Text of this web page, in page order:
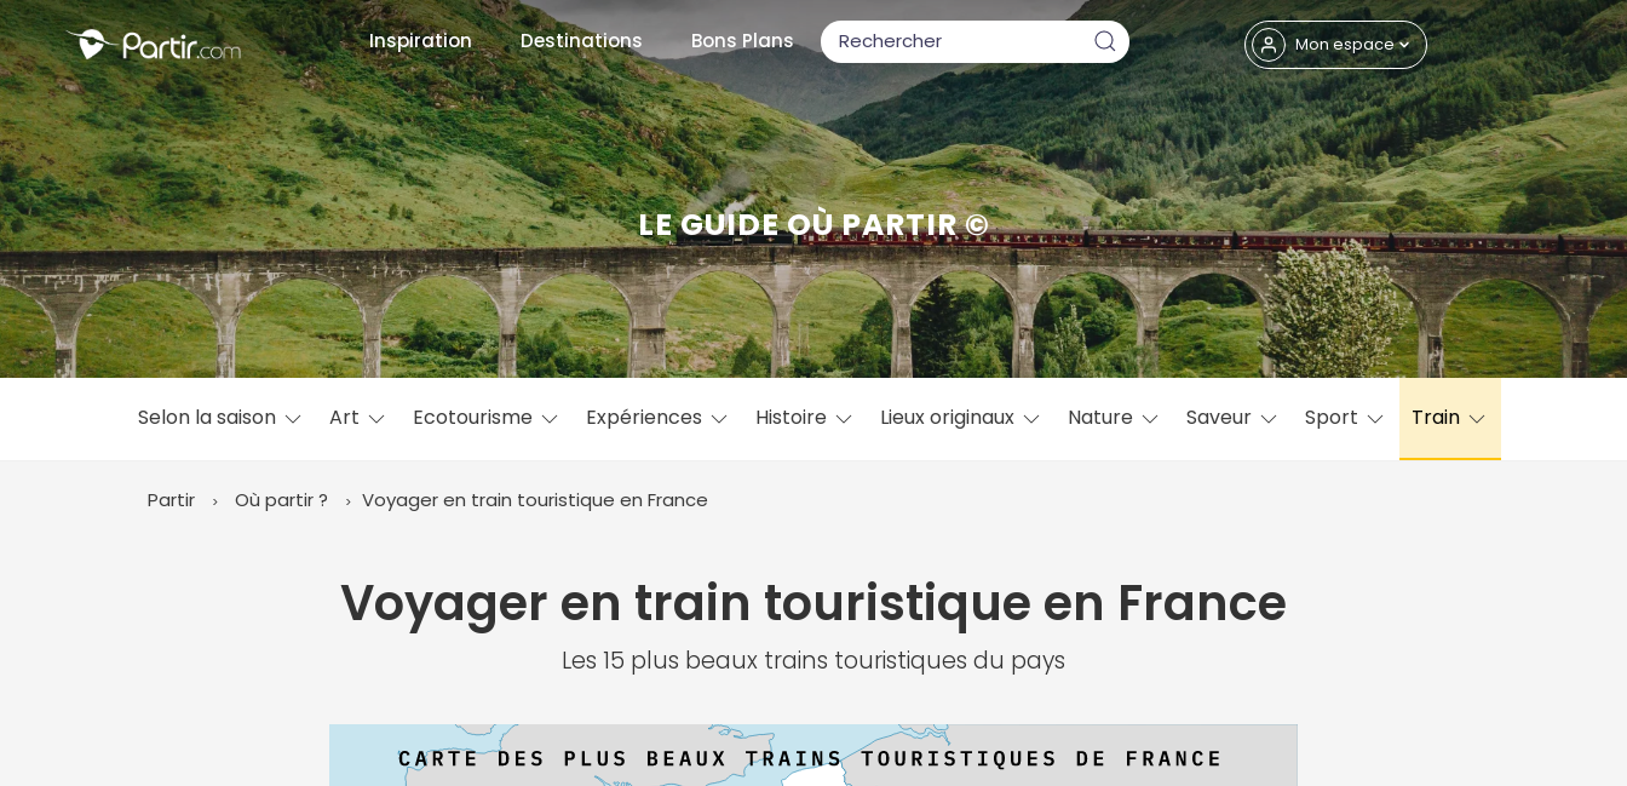
Inspiration Destinations Bons Plans Mon espace
LE GUIDE OÙ PARTIR ©
Selon la saison Art Ecotourisme Expériences Histoire Lieux originaux Nature Saveur Sport Train
Partir Où partir ? Voyager en train touristique en France
Voyager en train touristique en France
Les 15 plus beaux trains touristiques du pays
Fermer
📍 Destinations populaires
☀️ Où partir par mois
Janvier
Février Mars Avril Mai Juin Juillet Août
Septembre
Octobre
Novembre Décembre
✨ Envies populaires